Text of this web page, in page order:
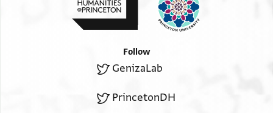
Follow
GenizaLab
PrincetonDH